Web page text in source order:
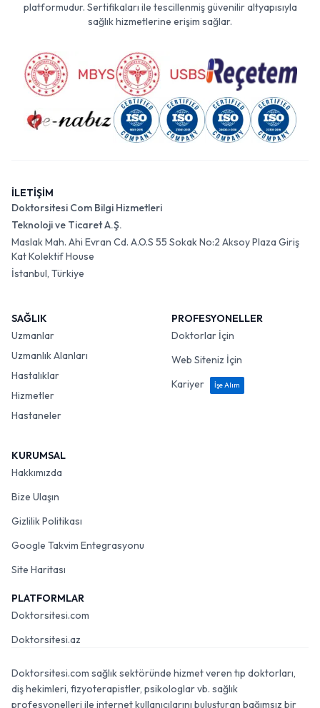
platformudur. Sertifikaları ile tescillenmiş güvenilir altyapısıyla
sağlık hizmetlerine erişim sağlar.
İLETİŞİM
Doktorsitesi Com Bilgi Hizmetleri
Teknoloji ve Ticaret A.Ş.
Maslak Mah. Ahi Evran Cd. A.O.S 55 Sokak No:2 Aksoy Plaza Giriş
Kat Kolektif House
İstanbul, Türkiye
SAĞLIK
Uzmanlar
Uzmanlık Alanları
Hastalıklar
Hizmetler
Hastaneler
PROFESYONELLER
Doktorlar İçin
Web Siteniz İçin
Kariyer
İşe Alım
KURUMSAL
Hakkımızda
Bize Ulaşın
Gizlilik Politikası
Google Takvim Entegrasyonu
Site Haritası
PLATFORMLAR
Doktorsitesi.com
Doktorsitesi.az
Doktorsitesi.com sağlık sektöründe hizmet veren tıp doktorları,
diş hekimleri, fizyoterapistler, psikologlar vb. sağlık
profesyonelleri ile internet kullanıcılarını buluşturan bağımsız bir